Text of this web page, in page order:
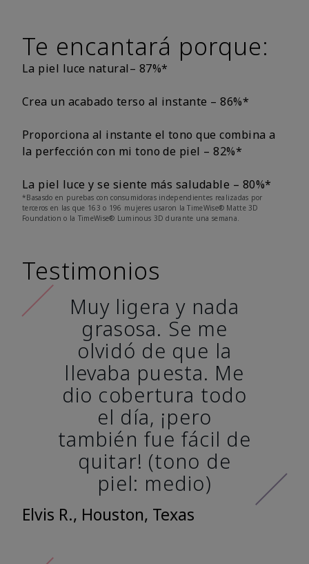
Te encantará porque:
La piel luce natural– 87%*
Crea un acabado terso al instante – 86%*
Proporciona al instante el tono que combina a
la perfección con mi tono de piel – 82%*
La piel luce y se siente más saludable – 80%*
*Basasdo en purebas con consumidoras independientes realizadas por
terceros en las que 163 o 196 mujeres usaron la TimeWise® Matte 3D
Foundation o la TimeWise® Luminous 3D durante una semana.
Testimonios
Muy ligera y nada
grasosa. Se me
olvidó de que la
llevaba puesta. Me
dio cobertura todo
el día, ¡pero
también fue fácil de
quitar! (tono de
piel: medio)
Elvis R., Houston, Texas